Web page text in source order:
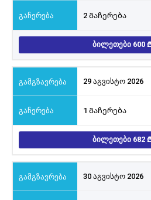
2 Გაჩერება
ᲑᲘᲚᲔᲗᲔᲑᲘ 600
29 აგვისტო 2026
1 Გაჩერება
ᲑᲘᲚᲔᲗᲔᲑᲘ 682
30 აგვისტო 2026